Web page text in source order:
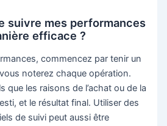
suivre mes performances
efficace ?
commencez par tenir un
noterez chaque opération.
que les raisons de l’achat ou de la
et le résultat final. Utiliser des
de suivi peut aussi être